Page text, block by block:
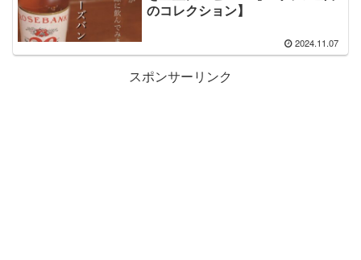
のコレクション】
2024.11.07
スポンサーリンク